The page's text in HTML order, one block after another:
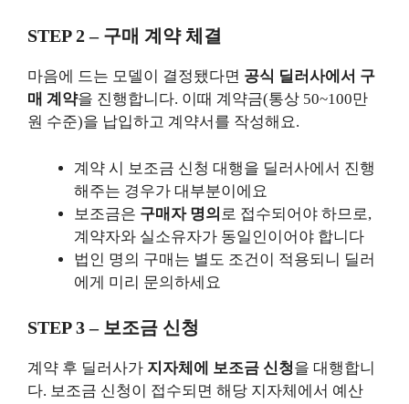
STEP 2 – 구매 계약 체결
마음에 드는 모델이 결정됐다면 공식 딜러사에서 구
매 계약을 진행합니다. 이때 계약금(통상 50~100만
원 수준)을 납입하고 계약서를 작성해요.
계약 시 보조금 신청 대행을 딜러사에서 진행
해주는 경우가 대부분이에요
보조금은 구매자 명의 로 접수되어야 하므로,
계약자와 실소유자가 동일인이어야 합니다
법인 명의 구매는 별도 조건이 적용되니 딜러
에게 미리 문의하세요
STEP 3 – 보조금 신청
계약 후 딜러사가 지자체에 보조금 신청을 대행합니
다. 보조금 신청이 접수되면 해당 지자체에서 예산